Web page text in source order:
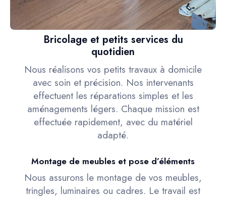
Bricolage et petits services du
quotidien
Nous réalisons vos petits travaux à domicile
avec soin et précision. Nos intervenants
effectuent les réparations simples et les
aménagements légers. Chaque mission est
effectuée rapidement, avec du matériel
adapté.
Montage de meubles et pose d’éléments
Nous assurons le montage de vos meubles,
tringles, luminaires ou cadres. Le travail est